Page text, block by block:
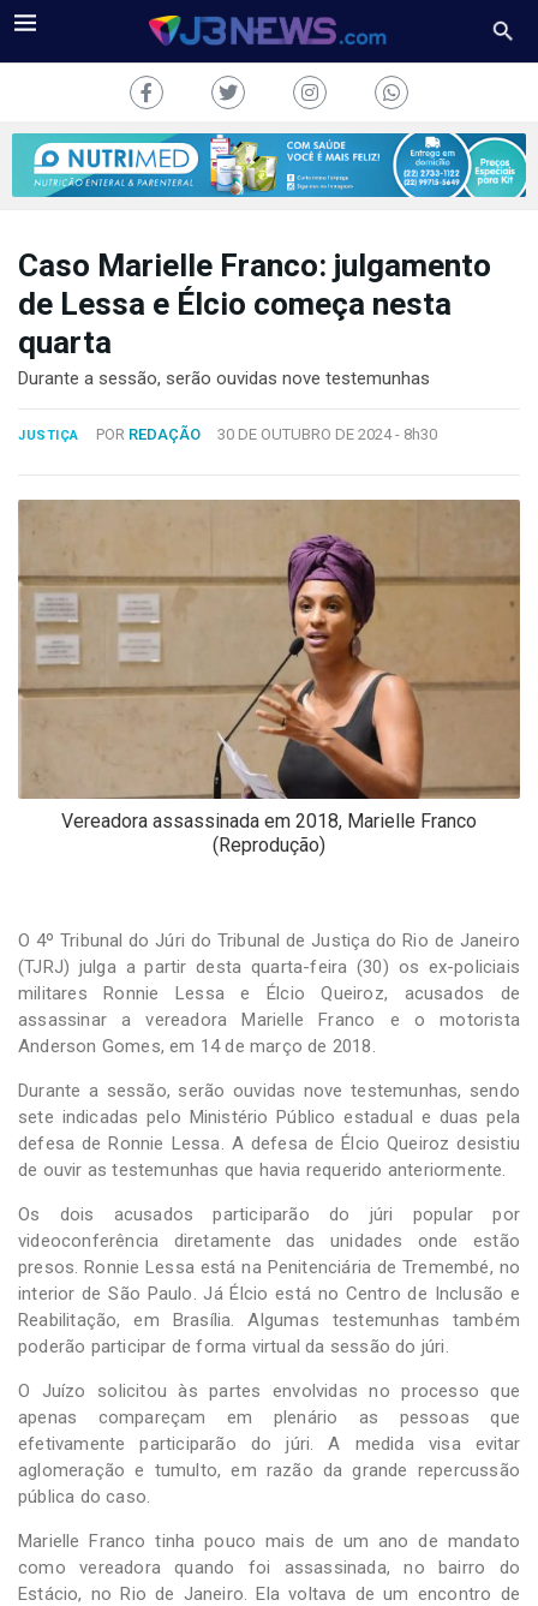
COLUNAS
FALE
Copyright
por
Hesea
Tecnologia
Sistemas
Caso Marielle Franco: julgamento
de Lessa e Élcio começa nesta
quarta
Durante a sessão, serão ouvidas nove testemunhas
JUSTIÇA POR REDAÇÃO 30 DE OUTUBRO DE 2024 - 8h30
Vereadora assassinada em 2018, Marielle Franco
(Reprodução)
O 4º Tribunal do Júri do Tribunal de Justiça do Rio de Janeiro
(TJRJ) julga a partir desta quarta-feira (30) os ex-policiais
militares Ronnie Lessa e Élcio Queiroz, acusados de
assassinar a vereadora Marielle Franco e o motorista
Anderson Gomes, em 14 de março de 2018.
Durante a sessão, serão ouvidas nove testemunhas, sendo
sete indicadas pelo Ministério Público estadual e duas pela
defesa de Ronnie Lessa. A defesa de Élcio Queiroz desistiu
de ouvir as testemunhas que havia requerido anteriormente.
Os dois acusados participarão do júri popular por
videoconferência diretamente das unidades onde estão
presos. Ronnie Lessa está na Penitenciária de Tremembé, no
interior de São Paulo. Já Élcio está no Centro de Inclusão e
Reabilitação, em Brasília. Algumas testemunhas também
poderão participar de forma virtual da sessão do júri.
O Juízo solicitou às partes envolvidas no processo que
apenas compareçam em plenário as pessoas que
efetivamente participarão do júri. A medida visa evitar
aglomeração e tumulto, em razão da grande repercussão
pública do caso.
Marielle Franco tinha pouco mais de um ano de mandato
como vereadora quando foi assassinada, no bairro do
Estácio, no Rio de Janeiro. Ela voltava de um encontro de